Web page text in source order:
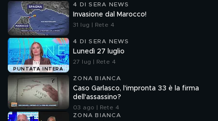
4 DI SERA NEWS
Invasione dal Marocco!
31 lug | Rete 4
PUNTATA INTERA
4 DI SERA NEWS
Lunedì 27 luglio
27 lug | Rete 4
ZONA BIANCA
Caso Garlasco, l'impronta 33 è la firma
dell'assassino?
03 ago | Rete 4
ZONA BIANCA